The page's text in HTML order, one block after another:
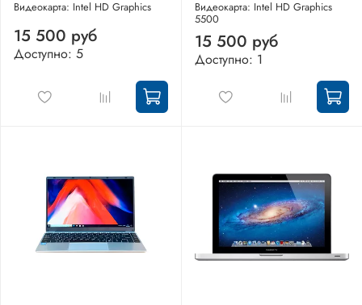
Видеокарта: Intel HD Graphics
15 500 руб
Доступно: 5
Видеокарта: Intel HD Graphics
5500
15 500 руб
Доступно: 1